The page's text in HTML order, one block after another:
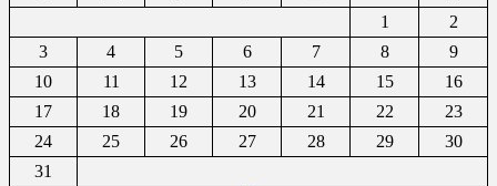
1
2
3
4 5 6 7 8
9
10
11 12 13 14 15
16
17
18 19 20 21 22
23
24
25 26 27 28 29
30
31